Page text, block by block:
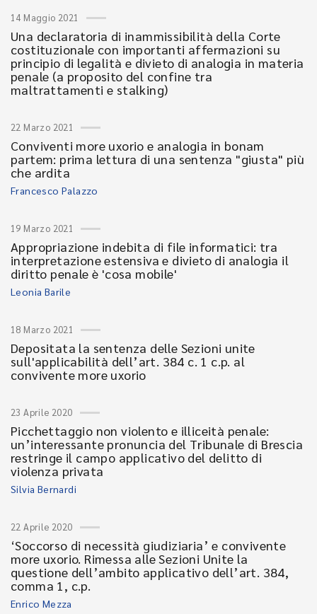
14 Maggio 2021
Una declaratoria di inammissibilità della Corte
costituzionale con importanti affermazioni su
principio di legalità e divieto di analogia in materia
penale (a proposito del confine tra
maltrattamenti e stalking)
22 Marzo 2021
Conviventi more uxorio e analogia in bonam
partem: prima lettura di una sentenza "giusta" più
che ardita
Francesco Palazzo
19 Marzo 2021
Appropriazione indebita di file informatici: tra
interpretazione estensiva e divieto di analogia il
diritto penale è 'cosa mobile'
Leonia Barile
18 Marzo 2021
Depositata la sentenza delle Sezioni unite
sull'applicabilità dell’art. 384 c. 1 c.p. al
convivente more uxorio
23 Aprile 2020
Picchettaggio non violento e illiceità penale:
un’interessante pronuncia del Tribunale di Brescia
restringe il campo applicativo del delitto di
violenza privata
Silvia Bernardi
22 Aprile 2020
‘Soccorso di necessità giudiziaria’ e convivente
more uxorio. Rimessa alle Sezioni Unite la
questione dell’ambito applicativo dell’art. 384,
comma 1, c.p.
Enrico Mezza